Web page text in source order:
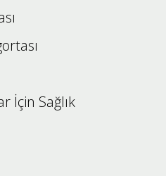
İçin Sağlık